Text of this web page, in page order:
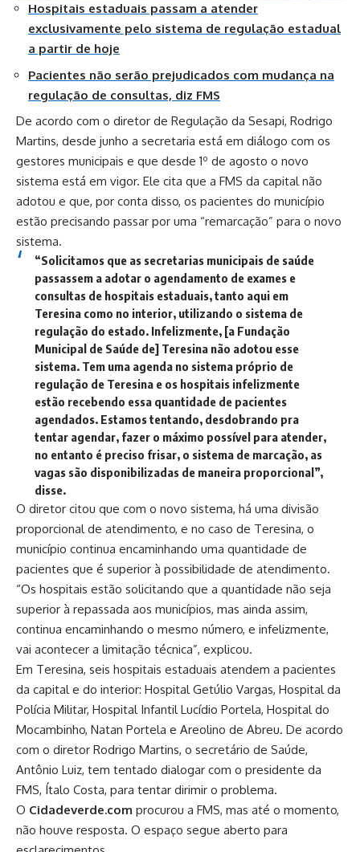
Hospitais estaduais passam a atender
exclusivamente pelo sistema de regulação estadual
a partir de hoje
Pacientes não serão prejudicados com mudança na
regulação de consultas, diz FMS
De acordo com o diretor de Regulação da Sesapi, Rodrigo
Martins, desde junho a secretaria está em diálogo com os
gestores municipais e que desde 1º de agosto o novo
sistema está em vigor. Ele cita que a FMS da capital não
adotou e que, por conta disso, os pacientes do município
estão precisando passar por uma “remarcação” para o novo
sistema.
“Solicitamos que as secretarias municipais de saúde
passassem a adotar o agendamento de exames e
consultas de hospitais estaduais, tanto aqui em
Teresina como no interior, utilizando o sistema de
regulação do estado. Infelizmente, [a Fundação
Municipal de Saúde de] Teresina não adotou esse
sistema. Tem uma agenda no sistema próprio de
regulação de Teresina e os hospitais infelizmente
estão recebendo essa quantidade de pacientes
agendados. Estamos tentando, desdobrando pra
tentar agendar, fazer o máximo possível para atender,
no entanto é preciso frisar, o sistema de marcação, as
vagas são disponibilizadas de maneira proporcional”,
disse.
O diretor citou que com o novo sistema, há uma divisão
proporcional de atendimento, e no caso de Teresina, o
município continua encaminhando uma quantidade de
pacientes que é superior à possibilidade de atendimento.
“Os hospitais estão solicitando que a quantidade não seja
superior à repassada aos municípios, mas ainda assim,
continua encaminhando o mesmo número, e infelizmente,
vai acontecer a limitação técnica”, explicou.
Em Teresina, seis hospitais estaduais atendem a pacientes
da capital e do interior: Hospital Getúlio Vargas, Hospital da
Polícia Militar, Hospital Infantil Lucídio Portela, Hospital do
Mocambinho, Natan Portela e Areolino de Abreu. De acordo
com o diretor Rodrigo Martins, o secretário de Saúde,
Antônio Luiz, tem tentado dialogar com o presidente da
FMS, Ítalo Costa, para tentar dirimir o problema.
O Cidadeverde.com procurou a FMS, mas até o momento,
não houve resposta. O espaço segue aberto para